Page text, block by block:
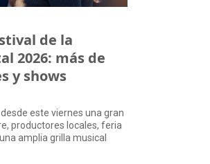
de la
2026: más de
y shows
desde este viernes una gran
productores locales, feria
amplia grilla musical